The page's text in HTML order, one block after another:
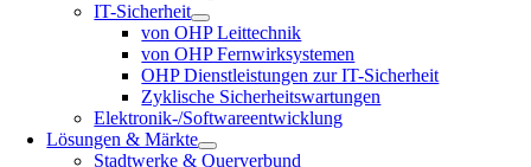
IT-Sicherheit
von OHP Leittechnik
von OHP Fernwirksystemen
OHP Dienstleistungen zur IT-Sicherheit
Zyklische Sicherheitswartungen
Elektronik-/Softwareentwicklung
Lösungen & Märkte
Stadtwerke & Querverbund